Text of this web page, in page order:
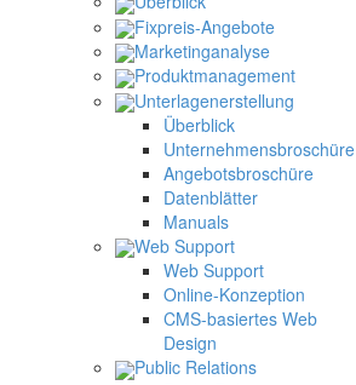
Fixpreis-Angebote
Marketinganalyse
Produktmanagement
Unterlagenerstellung
Überblick
Unternehmensbroschüre
Angebotsbroschüre
Datenblätter
Manuals
Web Support
Web Support
Online-Konzeption
CMS-basiertes Web
Design
Public Relations